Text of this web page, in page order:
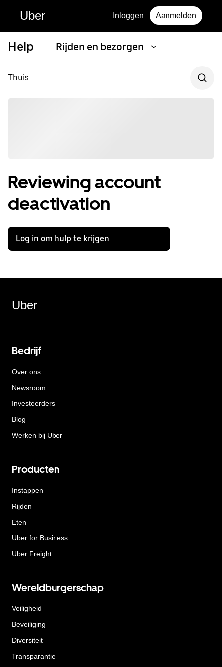
Uber Inloggen Aanmelden
Help Rijden en bezorgen
Thuis
Reviewing account
deactivation
Log in om hulp te krijgen
Uber
Bedrijf
Over ons
Newsroom
Investeerders
Blog
Werken bij Uber
Producten
Instappen
Rijden
Eten
Uber for Business
Uber Freight
Wereldburgerschap
Veiligheid
Beveiliging
Diversiteit
Transparantie